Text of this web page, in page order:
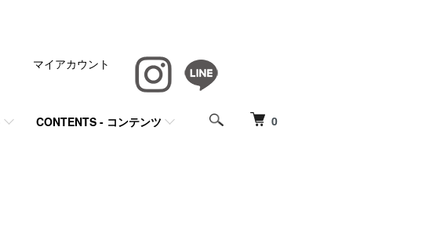
0
CONTENTS - コンテンツ
マイアカウント